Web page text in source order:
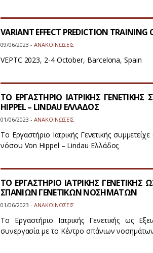
VARIANT EFFECT PREDICTION TRAINING
09/06/2023 - ΑΝΑΚΟΙΝΩΣΕΙΣ
VEPTC 2023, 2-4 October, Barcelona, Spain
ΤΟ ΕΡΓΑΣΤΗΡΙΟ ΙΑΤΡΙΚΗΣ
HIPPEL – LINDAU ΕΛΛΑΔΟΣ
01/06/2023 - ΑΝΑΚΟΙΝΩΣΕΙΣ
Το Εργαστήριο Ιατρικής Γενετικής
νόσου Von Hippel – Lindau Ελλάδος
ΤΟ ΕΡΓΑΣΤΗΡΙΟ ΙΑΤΡΙΚΗΣ ΓΕΝΕΤΙΚΗΣ
ΣΠΑΝΙΩΝ ΓΕΝΕΤΙΚΩΝ ΝΟΣΗΜΑΤΩΝ
01/06/2023 - ΑΝΑΚΟΙΝΩΣΕΙΣ
Το Εργαστήριο Ιατρικής Γενετικής ως
συνεργασία με το Κέντρο σπάνιων